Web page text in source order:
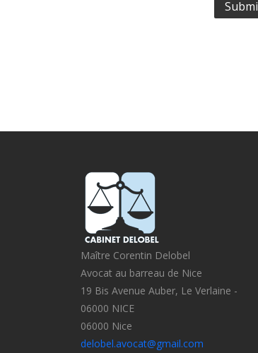
Maître Corentin Delobel
Avocat au barreau de Nice
19 Bis Avenue Auber, Le Verlaine -
06000 NICE
06000 Nice
delobel.avocat@gmail.com